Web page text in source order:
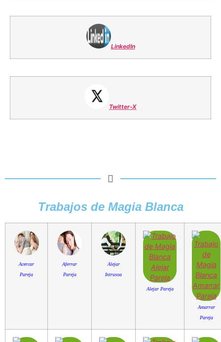
LinkedIn
Twitter-X
Trabajos de Magia Blanca
Acercar
Pareja
Aferrar
Pareja
Alejar
Intrusoa
Alejar Pareja
Amarrar
Pareja